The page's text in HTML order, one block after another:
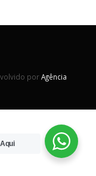
porAgência